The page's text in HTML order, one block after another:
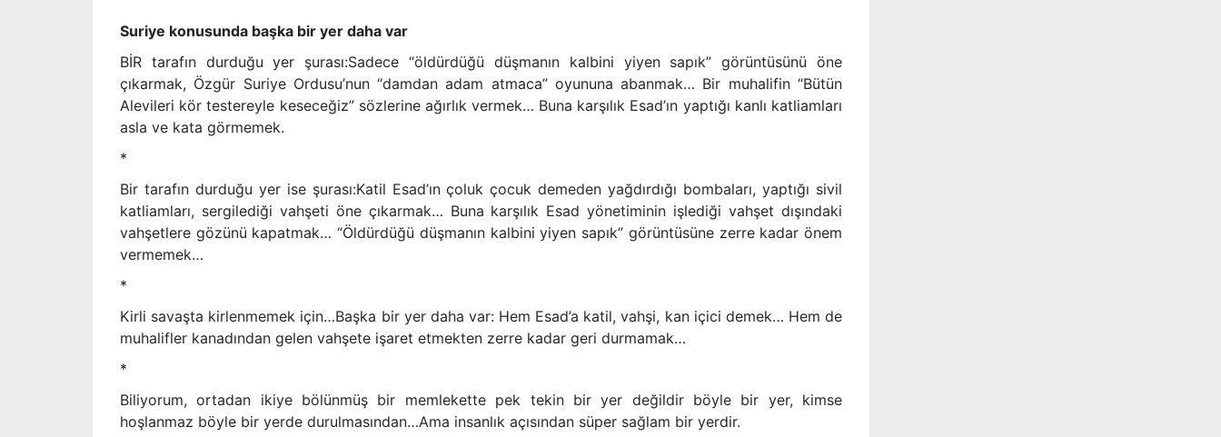
Suriye konusunda başka bir yer daha var
BİR tarafın durduğu yer şurası:Sadece “öldürdüğü düşmanın kalbini yiyen sapık” görüntüsünü öne
çıkarmak, Özgür Suriye Ordusu’nun “damdan adam atmaca” oyununa abanmak… Bir muhalifin “Bütün
Alevileri kör testereyle keseceğiz” sözlerine ağırlık vermek… Buna karşılık Esad’ın yaptığı kanlı katliamları
asla ve kata görmemek.
*
Bir tarafın durduğu yer ise şurası:Katil Esad’ın çoluk çocuk demeden yağdırdığı bombaları, yaptığı sivil
katliamları, sergilediği vahşeti öne çıkarmak… Buna karşılık Esad yönetiminin işlediği vahşet dışındaki
vahşetlere gözünü kapatmak… “Öldürdüğü düşmanın kalbini yiyen sapık” görüntüsüne zerre kadar önem
vermemek…
*
Kirli savaşta kirlenmemek için…Başka bir yer daha var: Hem Esad’a katil, vahşi, kan içici demek… Hem de
muhalifler kanadından gelen vahşete işaret etmekten zerre kadar geri durmamak…
*
Biliyorum, ortadan ikiye bölünmüş bir memlekette pek tekin bir yer değildir böyle bir yer, kimse
hoşlanmaz böyle bir yerde durulmasından…Ama insanlık açısından süper sağlam bir yerdir.